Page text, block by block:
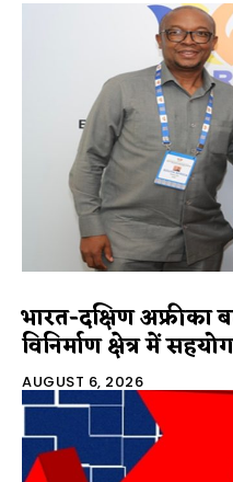
भारत-दक्षिण अफ्रीका
विनिर्माण क्षेत्र में
AUGUST 6, 2026